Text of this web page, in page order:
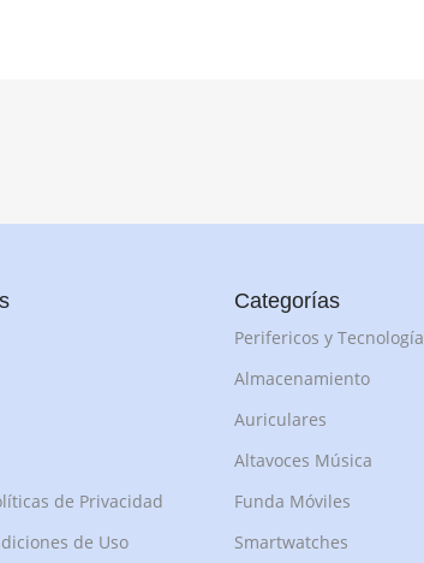
de Privacidad
de Uso
Categorías
Perifericos y Tecnología
Almacenamiento
Auriculares
Altavoces Música
Funda Móviles
Smartwatches